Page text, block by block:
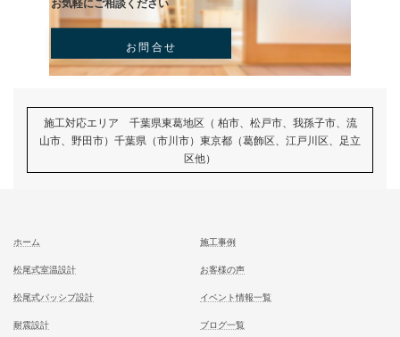
次の記事
リビングの和室コーナーで後悔
い！多目的に使える畳スペース
とは？